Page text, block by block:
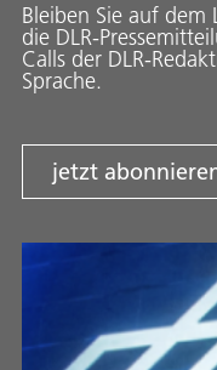
Bleiben Sie auf
die DLR-
Calls der DLR-
Sprache.
jetzt